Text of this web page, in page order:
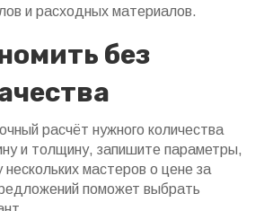
и расходных материалов.
без
расчёт нужного количества
и толщину, запишите параметры,
мастеров о цене за
поможет выбрать